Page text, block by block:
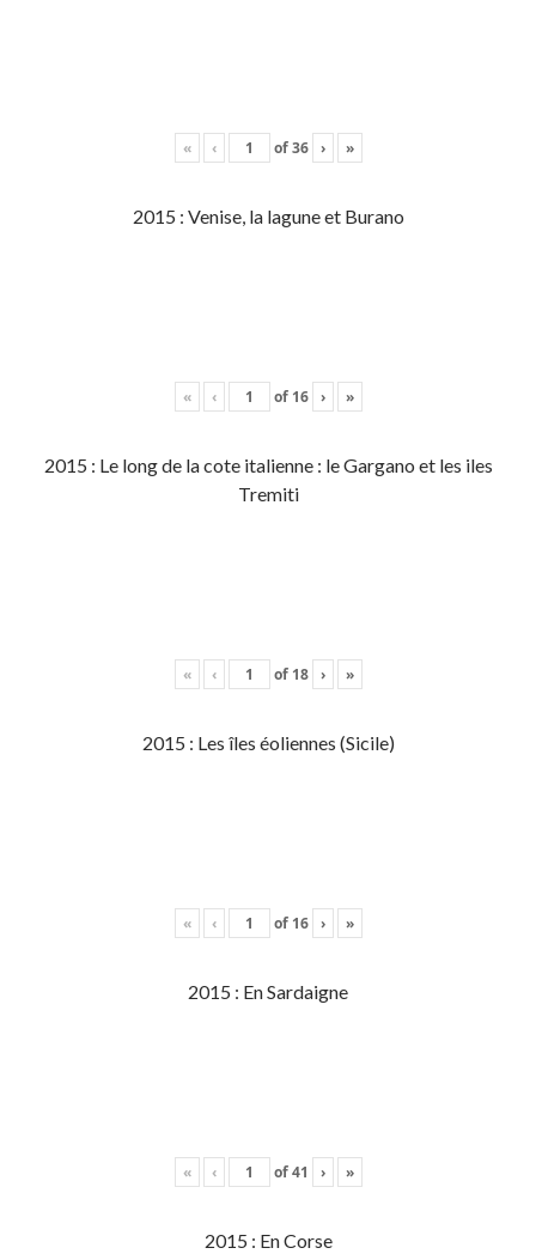
« ‹ of36 › »
2015 : Venise, la lagune et Burano
« ‹ of 16 › »
2015 : Le long de la cote italienne : le Gargano et les iles
Tremiti
« ‹ of 18 › »
2015 : Les îles éoliennes (Sicile)
« ‹ of 16 › »
2015 : En Sardaigne
« ‹ of41 › »
2015 : En Corse